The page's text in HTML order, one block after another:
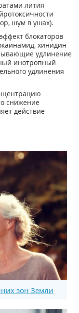
лития
шум в ушах).
блокаторов
хинидин
удлинение
инотропный
удлинения
снижение
действие
зон Земли